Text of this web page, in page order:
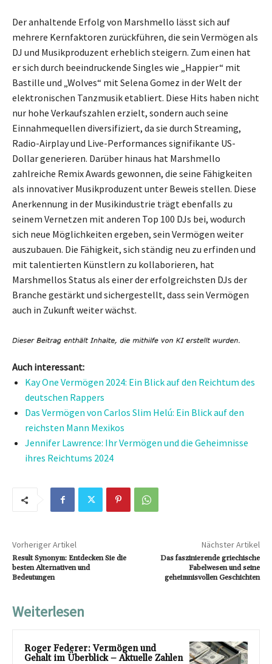
Der anhaltende Erfolg von Marshmello lässt sich auf
mehrere Kernfaktoren zurückführen, die sein Vermögen als
DJ und Musikproduzent erheblich steigern. Zum einen hat
er sich durch beeindruckende Singles wie „Happier“ mit
Bastille und „Wolves“ mit Selena Gomez in der Welt der
elektronischen Tanzmusik etabliert. Diese Hits haben nicht
nur hohe Verkaufszahlen erzielt, sondern auch seine
Einnahmequellen diversifiziert, da sie durch Streaming,
Radio-Airplay und Live-Performances signifikante US-
Dollar generieren. Darüber hinaus hat Marshmello
zahlreiche Remix Awards gewonnen, die seine Fähigkeiten
als innovativer Musikproduzent unter Beweis stellen. Diese
Anerkennung in der Musikindustrie trägt ebenfalls zu
seinem Vernetzen mit anderen Top 100 DJs bei, wodurch
sich neue Möglichkeiten ergeben, sein Vermögen weiter
auszubauen. Die Fähigkeit, sich ständig neu zu erfinden und
mit talentierten Künstlern zu kollaborieren, hat
Marshmellos Status als einer der erfolgreichsten DJs der
Branche gestärkt und sichergestellt, dass sein Vermögen
auch in Zukunft weiter wächst.
Auch interessant:
Kay One Vermögen 2024: Ein Blick auf den Reichtum des
deutschen Rappers
Das Vermögen von Carlos Slim Helú: Ein Blick auf den
reichsten Mann Mexikos
Jennifer Lawrence: Ihr Vermögen und die Geheimnisse
ihres Reichtums 2024
Vorheriger Artikel
Result Synonym: Entdecken Sie die
besten Alternativen und
Bedeutungen
Nächster Artikel
Das faszinierende griechische
Fabelwesen und seine
geheimnisvollen Geschichten
Weiterlesen
Roger Federer: Vermögen und
Gehalt im Überblick – Aktuelle Zahlen